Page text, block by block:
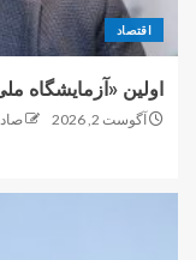
اقتصاد
اولین «آزمایشگاه
آگوست 2, 2026